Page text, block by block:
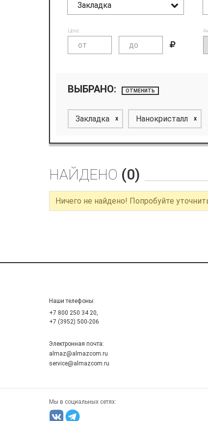
Закладка
Цена:
ВЫБРАНО: ОТМЕНИТЬ
Закладка x Нанокристалл x
НАЙДЕНО (0)
Ничего не найдено! Попробуйте
Наши телефоны:
+7 800 250 34 20,
+7 (3952) 500-206
Электронная почта:
almaz@almazcom.ru
service@almazcom.ru
Мы в социальных сетях: